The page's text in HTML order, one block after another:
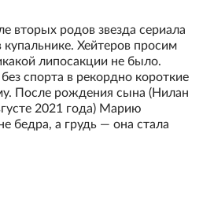
вторых родов звезда сериала
купальнике. Хейтеров просим
липосакции не было.
спорта в рекордно короткие
После рождения сына (Нилан
2021 года) Марию
бедра, а грудь — она стала